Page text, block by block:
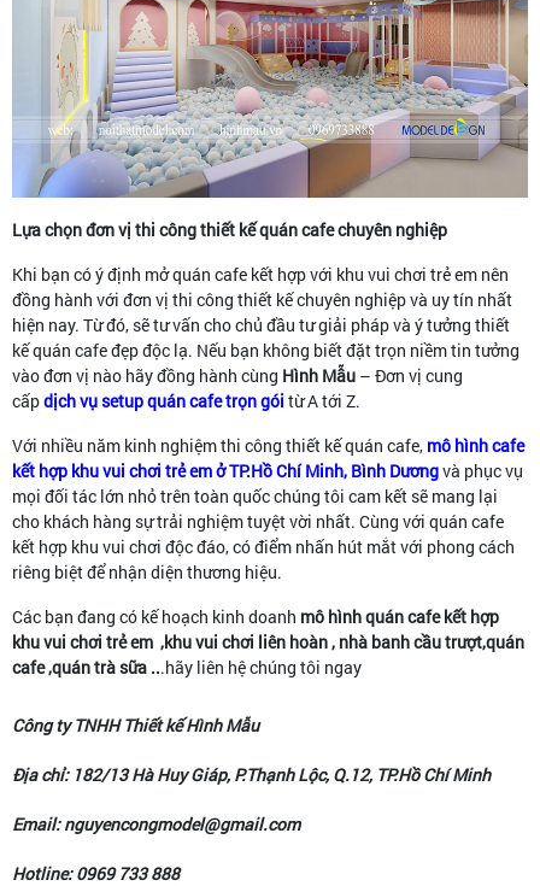
Lựa chọn đơn vị thi công thiết kế quán cafe chuyên nghiệp
Khi bạn có ý định mở quán cafe kết hợp với khu vui chơi trẻ em nên
đồng hành với đơn vị thi công thiết kế chuyên nghiệp và uy tín nhất
hiện nay. Từ đó, sẽ tư vấn cho chủ đầu tư giải pháp và ý tưởng thiết
kế quán cafe đẹp độc lạ. Nếu bạn không biết đặt trọn niềm tin tưởng
vào đơn vị nào hãy đồng hành cùng Hình Mẫu – Đơn vị cung
cấpdịch vụ setup quán cafe trọn gói từ A tới Z.
Với nhiều năm kinh nghiệm thi công thiết kế quán cafe, mô hình cafe
kết hợp khu vui chơi trẻ em ở TP.Hồ Chí Minh, Bình Dươngvà phục vụ
mọi đối tác lớn nhỏ trên toàn quốc chúng tôi cam kết sẽ mang lại
cho khách hàng sự trải nghiệm tuyệt vời nhất. Cùng với quán cafe
kết hợp khu vui chơi độc đáo, có điểm nhấn hút mắt với phong cách
riêng biệt để nhận diện thương hiệu.
Các bạn đang có kế hoạch kinh doanh mô hìnhquán cafe kết hợp
khu vui chơi trẻ em ,khu vui chơi liên hoàn , nhà banh cầu trượt,quán
cafe ,quán trà sữa ...hãy liên hệ chúng tôi ngay
Công ty TNHH Thiết kế Hình Mẫu
Địa chỉ: 182/13 Hà Huy Giáp, P.Thạnh Lộc, Q.12, TP.Hồ Chí Minh
Email: nguyencongmodel@gmail.com
Hotline: 0969 733 888